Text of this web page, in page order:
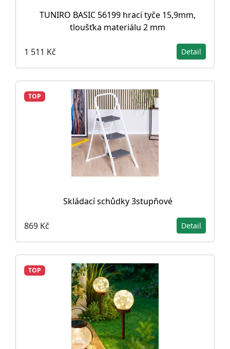
TUNIRO BASIC 56199 hrací tyče 15,9mm,
tloušťka materiálu 2 mm
1 511 Kč Detail
TOP
Skládací schůdky 3stupňové
869 Kč Detail
TOP